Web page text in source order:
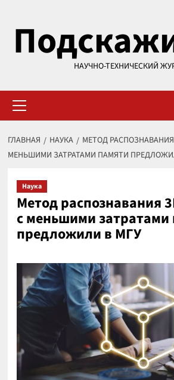
содержимому
НАУЧНО-ТЕХНИЧЕСКИЙ
меню
ГЛАВНАЯ НАУКА
МЕТОД
МЕНЬШИМИ ЗАТРАТАМИ ПАМЯТИ
Наука
Метод распознавания
с меньшими затратами
предложили в МГУ